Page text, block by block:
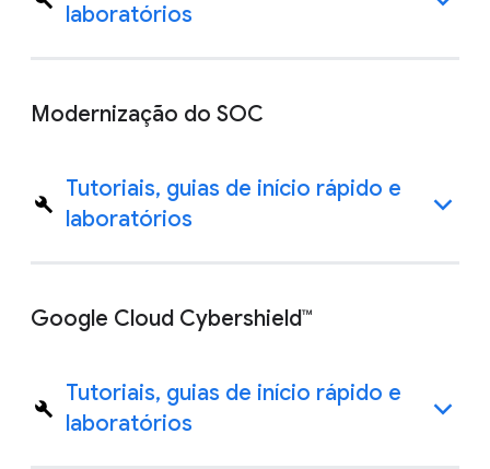
laboratórios
Modernização do SOC
Tutoriais, guias de início rápido e
laboratórios
Google Cloud Cybershield™
Tutoriais, guias de início rápido e
laboratórios